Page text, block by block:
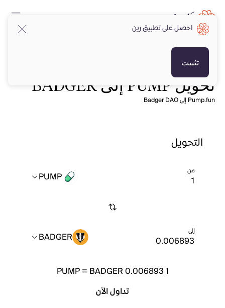
تحويل PUMP إلى BADGER
Pump.fun إلى Badger DAO
التحويل
من PUMP
إلى BADGER
1
PUMP= BADGER 0.006893
تداول الآن
احصل على تطبيق رين
تثبيت